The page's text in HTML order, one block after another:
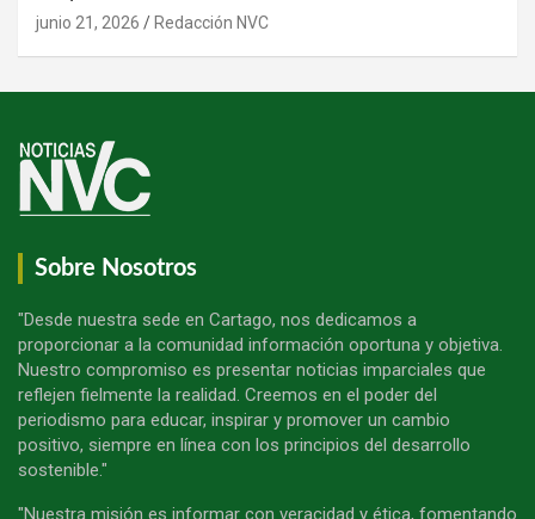
junio 21, 2026 Redacción NVC
Sobre Nosotros
"Desde nuestra sede en Cartago, nos dedicamos a
proporcionar a la comunidad información oportuna y objetiva.
Nuestro compromiso es presentar noticias imparciales que
reflejen fielmente la realidad. Creemos en el poder del
periodismo para educar, inspirar y promover un cambio
positivo, siempre en línea con los principios del desarrollo
sostenible."
"Nuestra misión es informar con veracidad y ética, fomentando